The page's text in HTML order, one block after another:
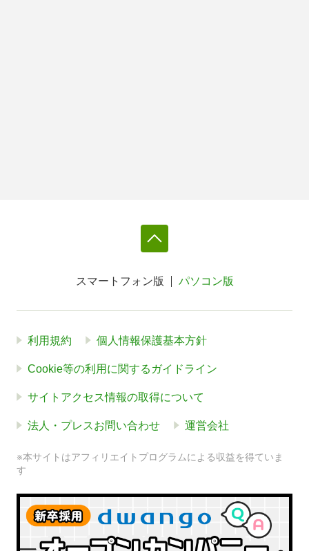
スマートフォン版 パソコン版
利用規約 個人情報保護基本方針
Cookie等の利用に関するガイドライン
サイトアクセス情報の取得について
法人・プレスお問い合わせ 運営会社
※本サイトはアフィリエイトプログラムによる収益を得ていま
す